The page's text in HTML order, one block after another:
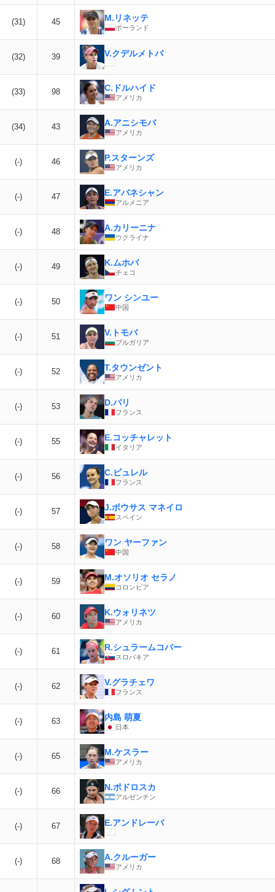
(31) 45 M.リネッテ
ポーランド
(32) 39 V.クデルメトバ
(33) 98 C.ドルハイド
アメリカ
(34) 43 A.アニシモバ
アメリカ
(-) 46 P.スターンズ
アメリカ
(-) 47 E.アバネシャン
アルメニア
(-) 48 A.カリーニナ
ウクライナ
(-) 49 K.ムホバ
チェコ
(-) 50 ワン シンユー
中国
(-) 51 V.トモバ
ブルガリア
(-) 52 T.タウンゼント
アメリカ
(-) 53 D.パリ
フランス
(-) 55 E.コッチャレット
イタリア
(-) 56 C.ビュレル
フランス
(-) 57 J.ボウサス マネイロ
スペイン
(-) 58 ワン ヤーファン
中国
(-) 59 M.オソリオ セラノ
コロンビア
(-) 60 K.ウォリネツ
アメリカ
(-) 61 R.シュラームコバー
スロバキア
(-) 62 V.グラチェワ
フランス
(-) 63 内島 萌夏
日本
(-) 65 M.ケスラー
アメリカ
(-) 66 N.ポドロスカ
アルゼンチン
(-) 67 E.アンドレーバ
(-) 68 A.クルーガー
アメリカ